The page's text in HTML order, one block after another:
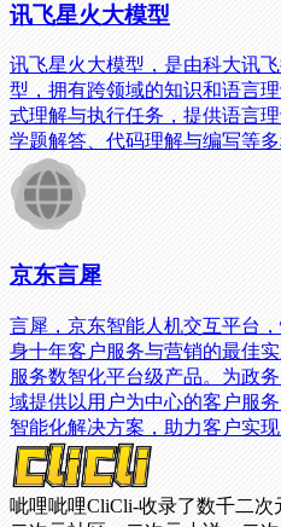
讯飞星火大模型
讯飞星火大模型，是由科大讯
型，拥有跨领域的知识和语言
式理解与执行任务，提供语言
学题解答、代码理解与编写等多
京东言犀
言犀，京东智能人机交互平台
身十年客户服务与营销的最佳
服务数智化平台级产品。为政
域提供以用户为中心的客户服
智能化解决方案，助力客户实现
呲哩呲哩CliCli-收录了数千二次